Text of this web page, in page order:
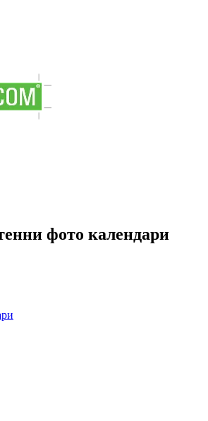
фото календари